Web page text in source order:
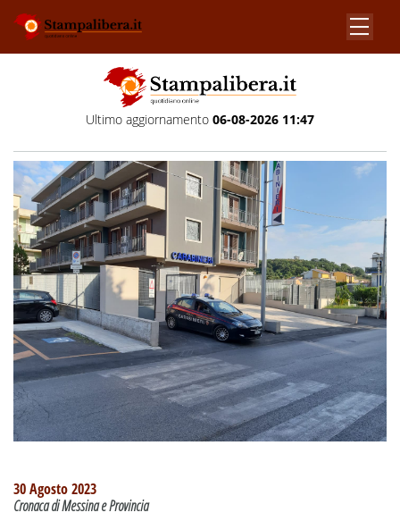
Ultimo aggiornamento 06-08-2026 11:47
30 Agosto 2023
Cronaca di Messina e Provincia